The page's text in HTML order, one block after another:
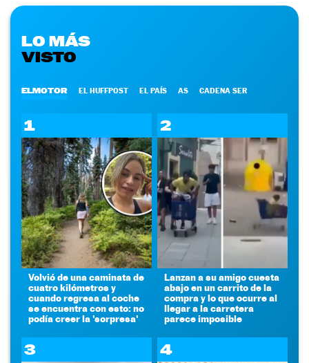
LO MÁS
VISTO
ELMOTOR EL HUFFPOST EL PAÍS AS CADENA SER
1
Volvió de una caminata de
cuatro kilómetros y
cuando regresa al coche
se encuentra con esto: no
podía creer la 'sorpresa'
2
Lanzan a su amigo cuesta
abajo en un carrito de la
compra y lo que ocurre al
llegar a la carretera
parece imposible
3 4